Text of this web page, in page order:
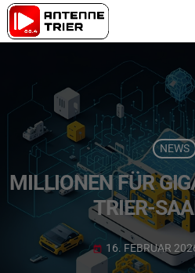
NEWS
MILLIONEN FÜR
TRIER-
today 16. FEBRUAR